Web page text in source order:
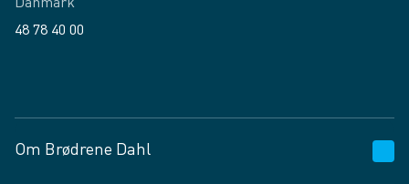
Danmark
48 78 40 00
Om Brødrene Dahl